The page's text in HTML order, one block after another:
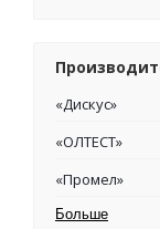
«Дискус»
«ОЛТЕСТ»
«Промел»
Больше